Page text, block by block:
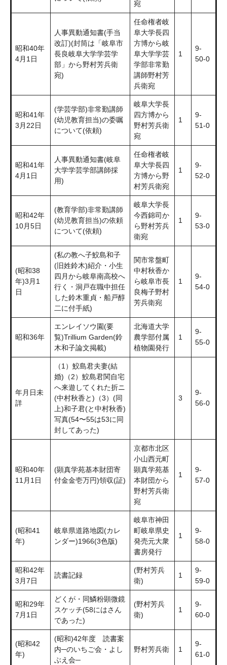
宛
昭和40年
4月1日
人事異動通知書(手当
改訂)(封筒は「岐阜市
長良岐阜大学学芸学
部」から野村芳兵衛
宛)
任命権者岐
阜大学長四
方博から岐
阜大学学芸
学部非常勤
講師野村芳
兵衛宛
1
9-
50-0
昭和41年
3月22日
(学芸学部)非常勤講師
(幼児教育担当)の委嘱
について(依頼)
岐阜大学長
四方博から
野村芳兵衛
宛
1
9-
51-0
昭和41年
4月1日
人事異動通知書(岐阜
大学学芸学部講師採
用)
任命権者岐
阜大学長四
方博から野
村芳兵衛宛
1
9-
52-0
昭和42年
10月5日
(教育学部)非常勤講師
(幼児教育担当)の依頼
について(依頼)
岐阜大学長
今西錦司か
ら野村芳兵
衛宛
1
9-
53-0
(昭和38
年)3月1
日
(私の教へ子鮫島和子
(旧姓鈴木)紹介・小生
四月から岐阜南高校へ
行く・洞戸在職中担任
した鈴木重貞・船戸醇
二に付手紙)
関市常盤町
中村秋香か
ら岐阜市長
良梅子野村
芳兵衛宛
1
9-
54-0
昭和36年
エンレイソウ園(要
覧)Trillium Garden(鈴
木和子論文掲載)
北海道大学
農学部付属
植物園発行
1
9-
55-0
年月日未
詳
（1）鮫島君夫妻(結
婚)（2）鮫島君関自宅
へ来遊してくれた折ニ
(中村秋香と)（3）(同
上)和子君(と中村秋香)
写真(54〜55は53に同
封してあった)
3
9-
56-0
昭和40年
11月1日
(顕真学苑基本財団寄
付金金壱万円)領収(証)
京都市北区
小山西元町
顕真学苑基
本財団から
野村芳兵衛
宛
1
9-
57-0
(昭和41
年)
岐阜県道路地図(カレ
ンダー)1966(3色版)
岐阜市神田
町岐阜県史
発売元大衆
書房発行
1
9-
58-0
昭和42年
3月7日
読書記録
(野村芳兵
衛)
1
9-
59-0
昭和29年
7月1日
どくが・同鱗粉顕微鏡
スケッチ(58にはさん
であった)
(野村芳兵
衛)
1
9-
60-0
(昭和42
年)
(昭和)42年度 読書案
内─のいちご会・よし
ぶえ会─
野村芳兵衛 1
9-
61-0